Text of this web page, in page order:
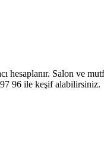
hesaplanır. Salon ve
96 ile keşif alabilirsiniz.